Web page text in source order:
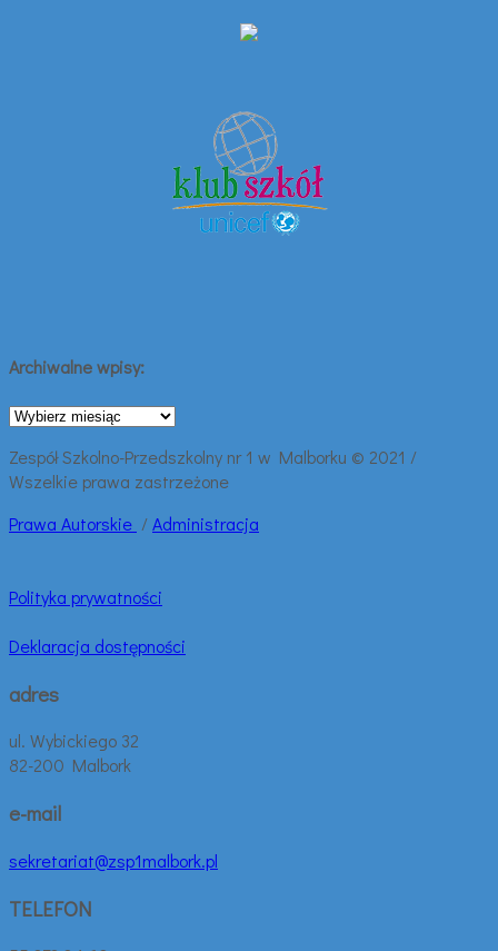
Archiwalne wpisy:
Archiwalne
Zespół Szkolno-Przedszkolny nr 1 w Malborku © 2021 /
Wszelkie prawa zastrzeżone
Prawa Autorskie /Administracja
Polityka prywatności
Deklaracja dostępności
adres
ul. Wybickiego 32
82-200 Malbork
e-mail
sekretariat@zsp1malbork.pl
TELEFON